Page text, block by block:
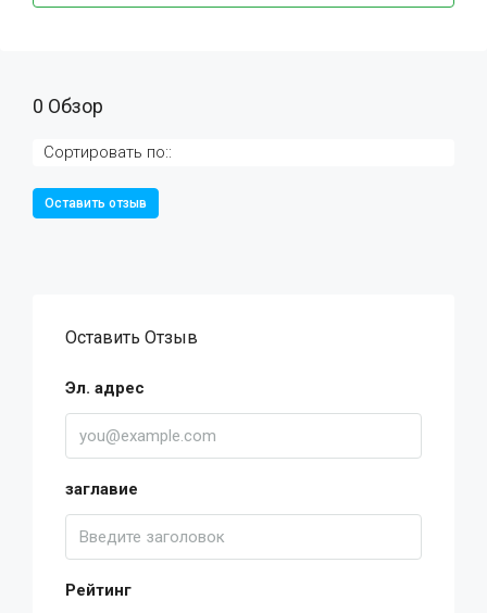
0 Обзор
Сортировать по::
Оставить отзыв
Оставить Отзыв
Эл. адрес
заглавие
Рейтинг